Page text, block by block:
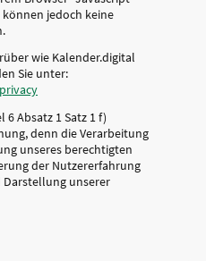
jedoch keine
wie Kalender.digital
Sie unter:
Absatz 1 Satz 1 f)
denn die Verarbeitung
unseres berechtigten
der Nutzererfahrung
unserer